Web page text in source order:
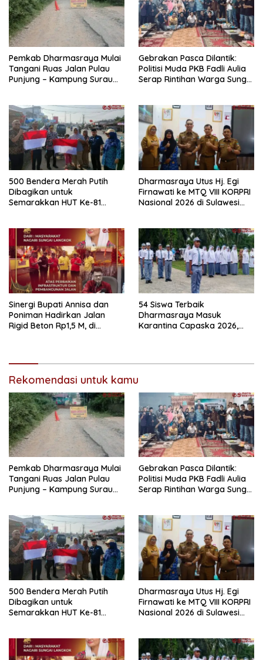
Pemkab Dharmasraya Mulai
Tangani Ruas Jalan Pulau
Punjung – Kampung Surau
Gebrakan Pasca Dilantik:
Politisi Muda PKB Fadli Aulia
Serap Rintihan Warga Sungai
500 Bendera Merah Putih
Dibagikan untuk
Semarakkan HUT Ke-81
Dharmasraya Utus Hj. Egi
Firnawati ke MTQ VIII KORPRI
Nasional 2026 di Sulawesi
Sinergi Bupati Annisa dan
Poniman Hadirkan Jalan
Rigid Beton Rp1,5 M, di
54 Siswa Terbaik
Dharmasraya Masuk
Karantina Capaska 2026,
Rekomendasi untuk kamu
Pemkab Dharmasraya Mulai
Tangani Ruas Jalan Pulau
Punjung – Kampung Surau
Gebrakan Pasca Dilantik:
Politisi Muda PKB Fadli Aulia
Serap Rintihan Warga Sungai
500 Bendera Merah Putih
Dibagikan untuk
Semarakkan HUT Ke-81
Dharmasraya Utus Hj. Egi
Firnawati ke MTQ VIII KORPRI
Nasional 2026 di Sulawesi